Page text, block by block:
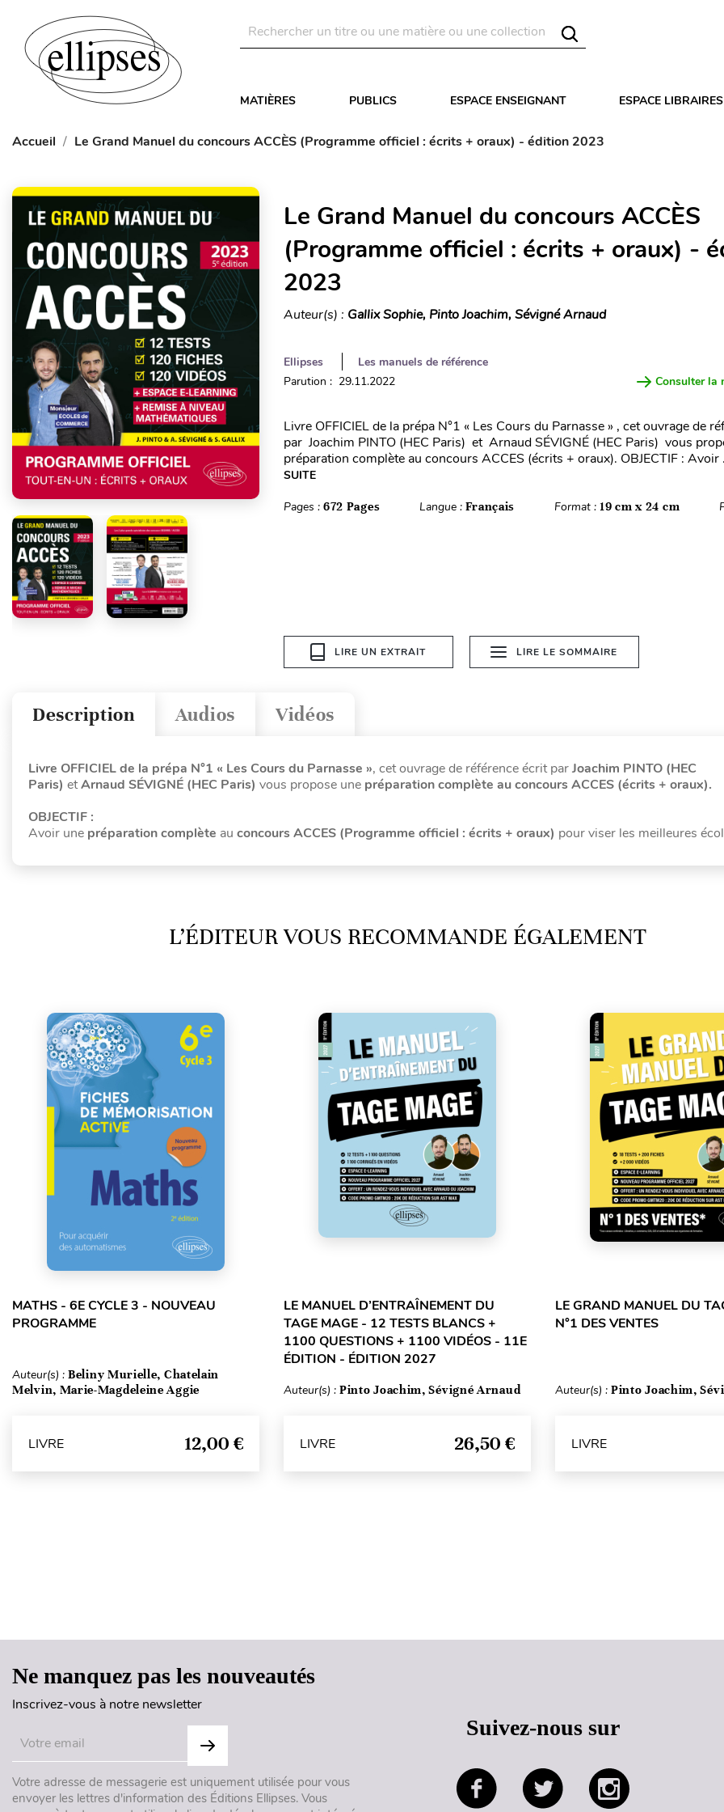
MATIÈRES PUBLICS ESPACE ENSEIGNANT ESPACE LIBRAIRES
Accueil Le Grand Manuel du concours ACCÈS (Programme officiel : écrits + oraux) - édition 2023
Le Grand Manuel du concours ACCÈS
(Programme officiel : écrits + oraux) -
2023
Auteur(s) : Gallix Sophie, Pinto Joachim, Sévigné Arnaud
Ellipses
Les manuels de référence
Parution : 29.11.2022
Consulter la
Livre OFFICIEL de la prépa N°1 « Les Cours du Parnasse » , cet ouvrage de
par Joachim PINTO (HEC Paris) et Arnaud SÉVIGNÉ (HEC Paris) vous
préparation complète au concours ACCES (écrits + oraux). OBJECTIF : Avoir
SUITE
Pages : 672 Pages Langue :Français Format :19 cm x 24 cm
LIRE UN EXTRAIT LIRE LE SOMMAIRE
Vidéos
Audios
Description
Livre OFFICIEL de la prépa N°1 « Les Cours du Parnasse », cet ouvrage de référence écrit parJoachim PINTO (HEC
Paris) etArnaud SÉVIGNÉ (HEC Paris) vous propose une préparation complète au concours ACCES (écrits + oraux).
OBJECTIF :
Avoir une préparation complète au concours ACCES (Programme officiel : écrits + oraux) pour viser les meilleures
L’ÉDITEUR VOUS RECOMMANDE ÉGALEMENT
MATHS - 6E CYCLE 3 - NOUVEAU
PROGRAMME
Auteur(s) : Beliny Murielle, Chatelain
Melvin, Marie-Magdeleine Aggie
LIVRE 12,00 €
LE MANUEL D’ENTRAÎNEMENT DU
TAGE MAGE - 12 TESTS BLANCS +
1100 QUESTIONS + 1100 VIDÉOS - 11E
ÉDITION - ÉDITION 2027
Auteur(s) : Pinto Joachim, Sévigné Arnaud
LIVRE 26,50 €
LE GRAND MANUEL DU
N°1 DES VENTES
Auteur(s) : Pinto Joachim,
LIVRE
Ne manquez pas les nouveautés
Inscrivez-vous à notre newsletter
Votre adresse de messagerie est uniquement utilisée pour vous
envoyer les lettres d'information des Éditions Ellipses. Vous
Suivez-nous sur